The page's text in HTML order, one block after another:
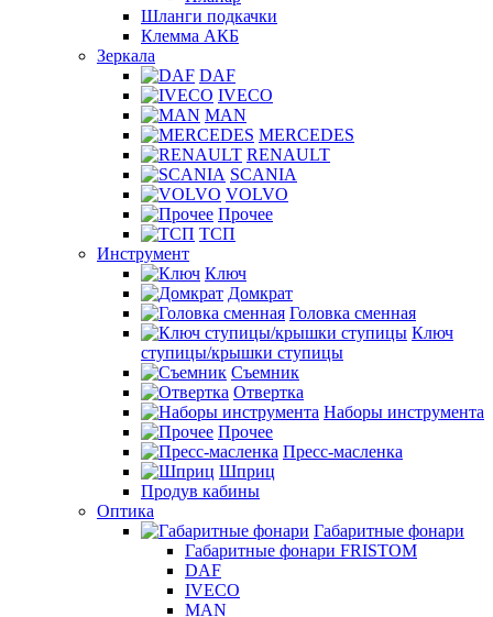
Шланги подкачки
Клемма АКБ
Зеркала
DAF
IVECO
MAN
MERCEDES
RENAULT
SCANIA
VOLVO
Прочее
ТСП
Инструмент
Ключ
Домкрат
Головка сменная
Ключ
ступицы/крышки ступицы
Съемник
Отвертка
Наборы инструмента
Прочее
Пресс-масленка
Шприц
Продув кабины
Оптика
Габаритные фонари
Габаритные фонари FRISTOM
DAF
IVECO
MAN